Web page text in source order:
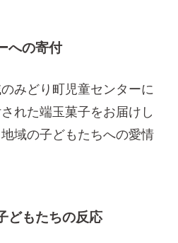
への寄付
みどり町児童センターに
れた端玉菓子をお届けし
域の子どもたちへの愛情
どもたちの反応